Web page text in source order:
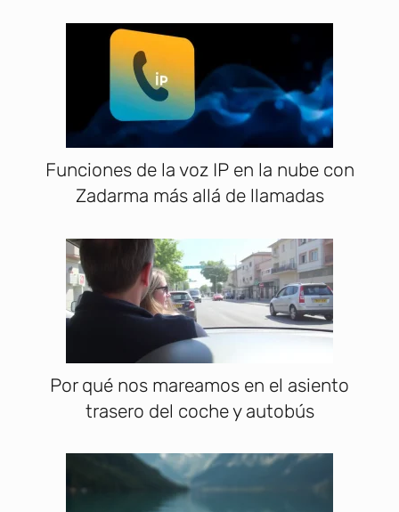
Funciones de la voz IP en la nube con
Zadarma más allá de llamadas
Por qué nos mareamos en el asiento
trasero del coche y autobús